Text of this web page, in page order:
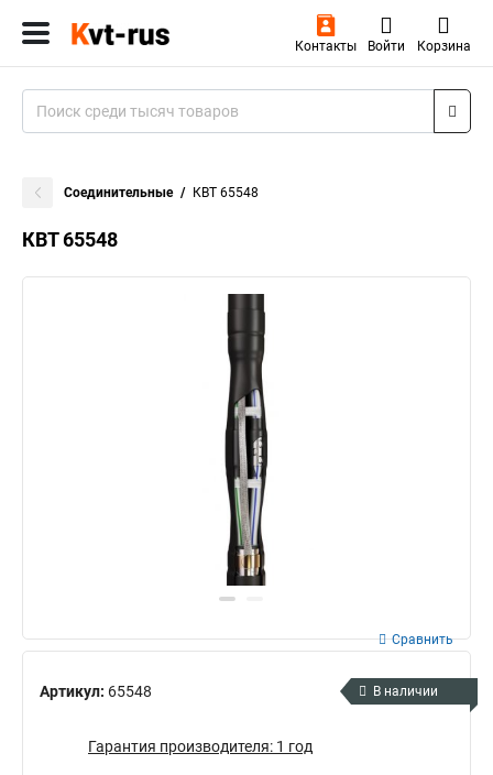
Контакты Войти Корзина
Соединительные КВТ 65548
КВТ 65548
Артикул: 65548
Сравнить
В наличии
Гарантия производителя: 1 год